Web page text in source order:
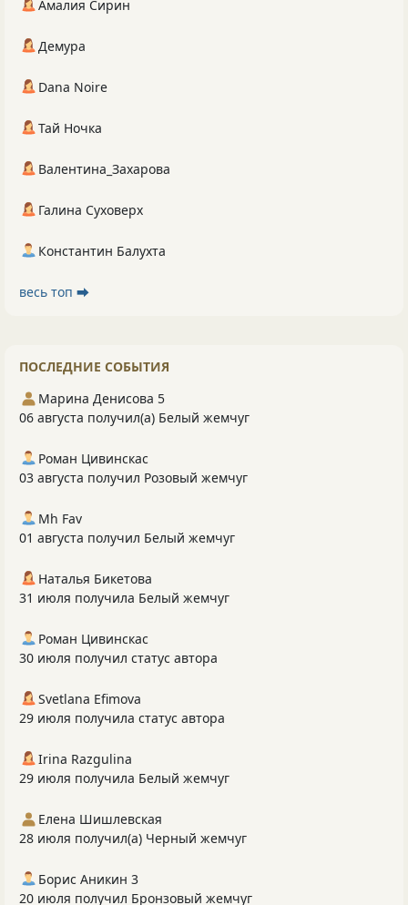
Амалия Сирин
Демура
Dana Noire
Тай Ночка
Валентина_Захарова
Галина Суховерх
Константин Балухта
весь топ ⮕
ПОСЛЕДНИЕ СОБЫТИЯ
Марина Денисова 5
06 августа получил(а) Белый жемчуг
Роман Цивинскас
03 августа получил Розовый жемчуг
Mh Fav
01 августа получил Белый жемчуг
Наталья Бикетова
31 июля получила Белый жемчуг
Роман Цивинскас
30 июля получил статус автора
Svetlana Efimova
29 июля получила статус автора
Irina Razgulina
29 июля получила Белый жемчуг
Елена Шишлевская
28 июля получил(а) Черный жемчуг
Борис Аникин 3
20 июля получил Бронзовый жемчуг